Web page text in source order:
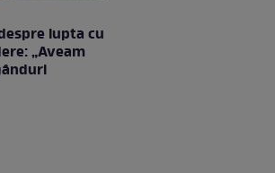
lupta cu
„Aveam